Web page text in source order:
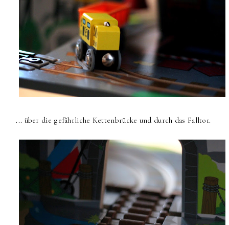
... über die gefährliche Kettenbrücke und durch das Falltor.